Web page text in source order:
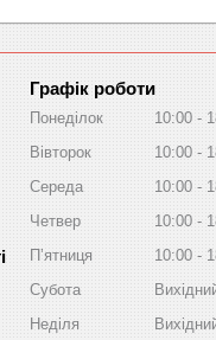
Графік роботи
Понеділок 10:00
Вівторок
10:00
Середа
10:00
Четвер
10:00
Пʼятниця
10:00
Субота
Неділя